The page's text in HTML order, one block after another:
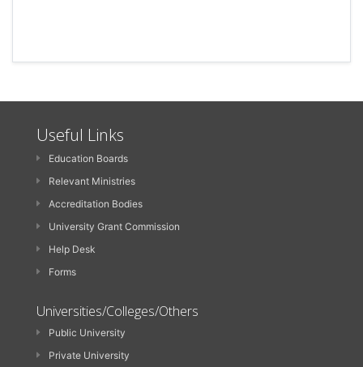
Useful Links
Education Boards
Relevant Ministries
Accreditation Bodies
University Grant Commission
Help Desk
Forms
Universities/Colleges/Others
Public University
Private University